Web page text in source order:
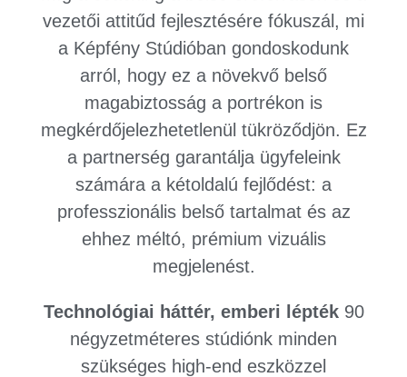
vezetői attitűd fejlesztésére fókuszál, mi
a Képfény Stúdióban gondoskodunk
arról, hogy ez a növekvő belső
magabiztosság a portrékon is
megkérdőjelezhetetlenül tükröződjön. Ez
a partnerség garantálja ügyfeleink
számára a kétoldalú fejlődést: a
professzionális belső tartalmat és az
ehhez méltó, prémium vizuális
megjelenést.
Technológiai háttér, emberi lépték90
négyzetméteres stúdiónk minden
szükséges high-end eszközzel